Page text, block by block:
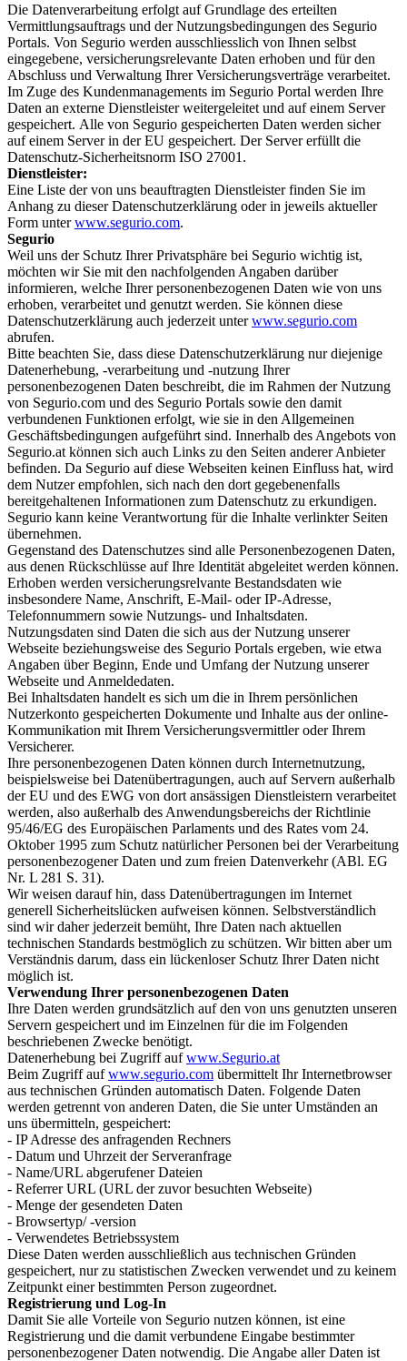
Die Datenverarbeitung erfolgt auf Grundlage des erteilten
Vermittlungsauftrags und der Nutzungsbedingungen des Segurio
Portals. Von Segurio werden ausschliesslich von Ihnen selbst
eingegebene, versicherungsrelevante Daten erhoben und für den
Abschluss und Verwaltung Ihrer Versicherungsverträge verarbeitet.
Im Zuge des Kundenmanagements im Segurio Portal werden Ihre
Daten an externe Dienstleister weitergeleitet und auf einem Server
gespeichert. Alle von Segurio gespeicherten Daten werden sicher
auf einem Server in der EU gespeichert. Der Server erfüllt die
Datenschutz-Sicherheitsnorm ISO 27001.
Dienstleister:
Eine Liste der von uns beauftragten Dienstleister finden Sie im
Anhang zu dieser Datenschutzerklärung oder in jeweils aktueller
Form unterwww.segurio.com.
Segurio
Weil uns der Schutz Ihrer Privatsphäre bei Segurio wichtig ist,
möchten wir Sie mit den nachfolgenden Angaben darüber
informieren, welche Ihrer personenbezogenen Daten wie von uns
erhoben, verarbeitet und genutzt werden. Sie können diese
Datenschutzerklärung auch jederzeit unterwww.segurio.com
abrufen.
Bitte beachten Sie, dass diese Datenschutzerklärung nur diejenige
Datenerhebung, -verarbeitung und -nutzung Ihrer
personenbezogenen Daten beschreibt, die im Rahmen der Nutzung
von Segurio.com und des Segurio Portals sowie den damit
verbundenen Funktionen erfolgt, wie sie in den Allgemeinen
Geschäftsbedingungen aufgeführt sind. Innerhalb des Angebots von
Segurio.at können sich auch Links zu den Seiten anderer Anbieter
befinden. Da Segurio auf diese Webseiten keinen Einfluss hat, wird
dem Nutzer empfohlen, sich nach den dort gegebenenfalls
bereitgehaltenen Informationen zum Datenschutz zu erkundigen.
Segurio kann keine Verantwortung für die Inhalte verlinkter Seiten
übernehmen.
Gegenstand des Datenschutzes sind alle Personenbezogenen Daten,
aus denen Rückschlüsse auf Ihre Identität abgeleitet werden können.
Erhoben werden versicherungsrelvante Bestandsdaten wie
insbesondere Name, Anschrift, E-Mail- oder IP-Adresse,
Telefonnummern sowie Nutzungs- und Inhaltsdaten.
Nutzungsdaten sind Daten die sich aus der Nutzung unserer
Webseite beziehungsweise des Segurio Portals ergeben, wie etwa
Angaben über Beginn, Ende und Umfang der Nutzung unserer
Webseite und Anmeldedaten.
Bei Inhaltsdaten handelt es sich um die in Ihrem persönlichen
Nutzerkonto gespeicherten Dokumente und Inhalte aus der online-
Kommunikation mit Ihrem Versicherungsvermittler oder Ihrem
Versicherer.
Ihre personenbezogenen Daten können durch Internetnutzung,
beispielsweise bei Datenübertragungen, auch auf Servern außerhalb
der EU und des EWG von dort ansässigen Dienstleistern verarbeitet
werden, also außerhalb des Anwendungsbereichs der Richtlinie
95/46/EG des Europäischen Parlaments und des Rates vom 24.
Oktober 1995 zum Schutz natürlicher Personen bei der Verarbeitung
personenbezogener Daten und zum freien Datenverkehr (ABl. EG
Nr. L 281 S. 31).
Wir weisen darauf hin, dass Datenübertragungen im Internet
generell Sicherheitslücken aufweisen können. Selbstverständlich
sind wir daher jederzeit bemüht, Ihre Daten nach aktuellen
technischen Standards bestmöglich zu schützen. Wir bitten aber um
Verständnis darum, dass ein lückenloser Schutz Ihrer Daten nicht
möglich ist.
Verwendung Ihrer personenbezogenen Daten
Ihre Daten werden grundsätzlich auf den von uns genutzten unseren
Servern gespeichert und im Einzelnen für die im Folgenden
beschriebenen Zwecke benötigt.
Datenerhebung bei Zugriff aufwww.Segurio.at
Beim Zugriff aufwww.segurio.com übermittelt Ihr Internetbrowser
aus technischen Gründen automatisch Daten. Folgende Daten
werden getrennt von anderen Daten, die Sie unter Umständen an
uns übermitteln, gespeichert:
- IP Adresse des anfragenden Rechners
- Datum und Uhrzeit der Serveranfrage
- Name/URL abgerufener Dateien
- Referrer URL (URL der zuvor besuchten Webseite)
- Menge der gesendeten Daten
- Browsertyp/ -version
- Verwendetes Betriebssystem
Diese Daten werden ausschließlich aus technischen Gründen
gespeichert, nur zu statistischen Zwecken verwendet und zu keinem
Zeitpunkt einer bestimmten Person zugeordnet.
Registrierung und Log-In
Damit Sie alle Vorteile von Segurio nutzen können, ist eine
Registrierung und die damit verbundene Eingabe bestimmter
personenbezogener Daten notwendig. Die Angabe aller Daten ist